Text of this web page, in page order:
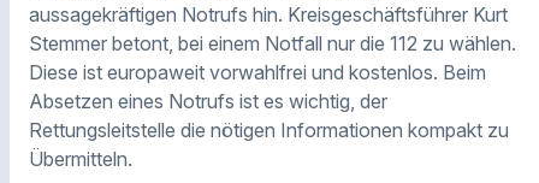
aussagekräftigen Notrufs hin. Kreisgeschäftsführer Kurt
Stemmer betont, bei einem Notfall nur die 112 zu wählen.
Diese ist europaweit vorwahlfrei und kostenlos. Beim
Absetzen eines Notrufs ist es wichtig, der
Rettungsleitstelle die nötigen Informationen kompakt zu
Übermitteln.